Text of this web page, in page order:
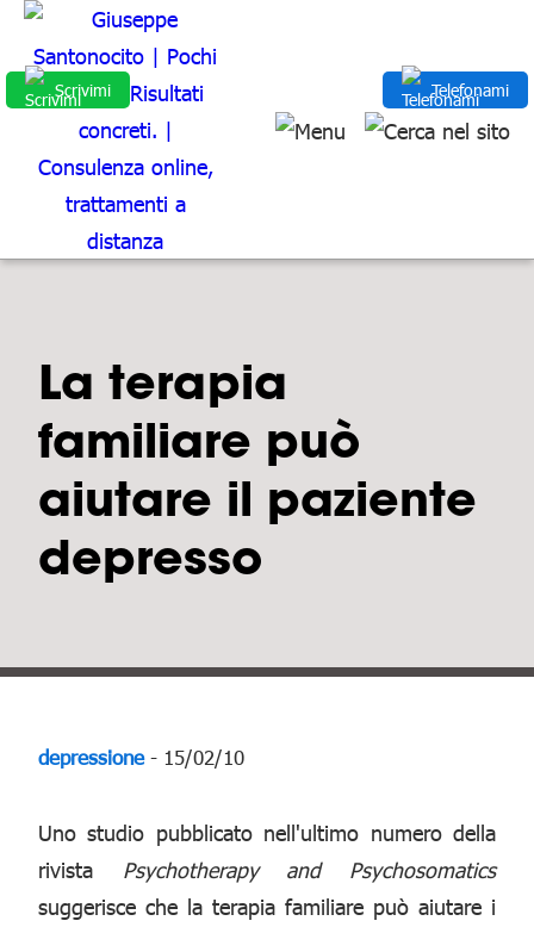
Scrivimi Telefonami
La terapia
familiare può
aiutare il paziente
depresso
depressione- 15/02/10
Uno studio pubblicato nell'ultimo numero della
rivista
Psychotherapy and Psychosomatics
suggerisce che la terapia familiare può aiutare i